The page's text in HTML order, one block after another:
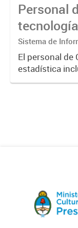
Personal
tecnología
Sistema de
Tecnología
El personal de
estadística
personas